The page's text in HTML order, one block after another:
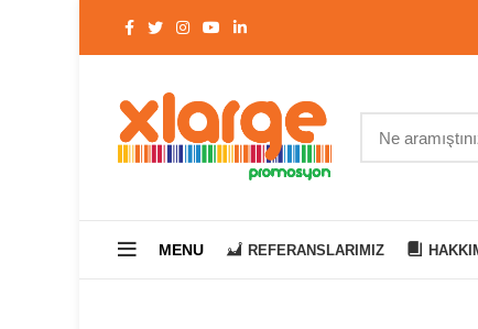
MENU REFERANSLARIMIZ